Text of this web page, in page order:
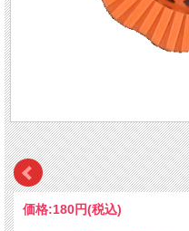
価格:180円(税込)